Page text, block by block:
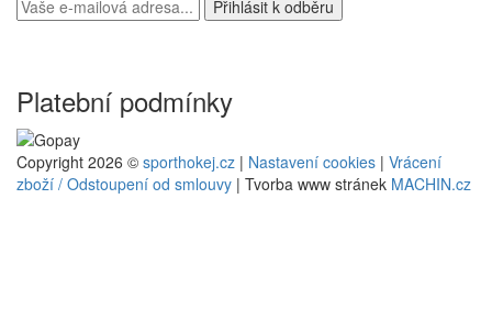
Platební podmínky
Copyright 2026 © sporthokej.cz | Nastavení cookies | Vrácení
zboží / Odstoupení od smlouvy | Tvorba www stránek MACHIN.cz